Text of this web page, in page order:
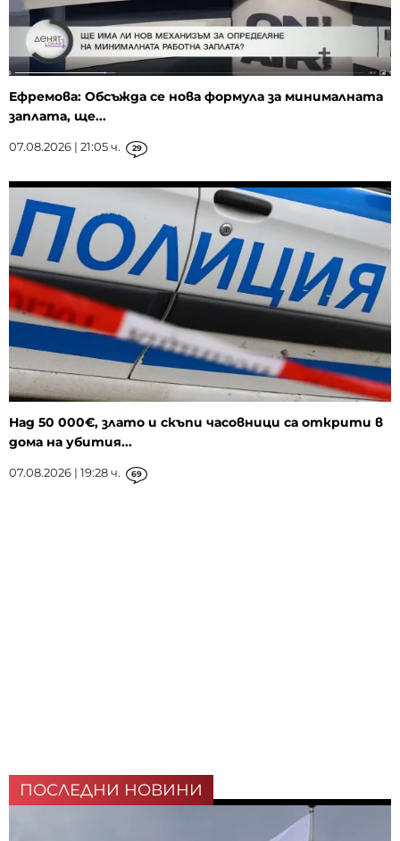
Ефремова: Обсъжда се нова формула за минималната
заплата, ще...
07.08.2026 | 21:05 ч. 29
Над 50 000€, злато и скъпи часовници са открити в
дома на убития...
07.08.2026 | 19:28 ч. 69
ПОСЛЕДНИ НОВИНИ